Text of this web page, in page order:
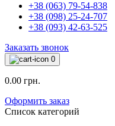
+38 (063) 79-54-838
+38 (098) 25-24-707
+38 (093) 42-63-525
Заказать звонок
0
0.00 грн.
Оформить заказ
Список категорий